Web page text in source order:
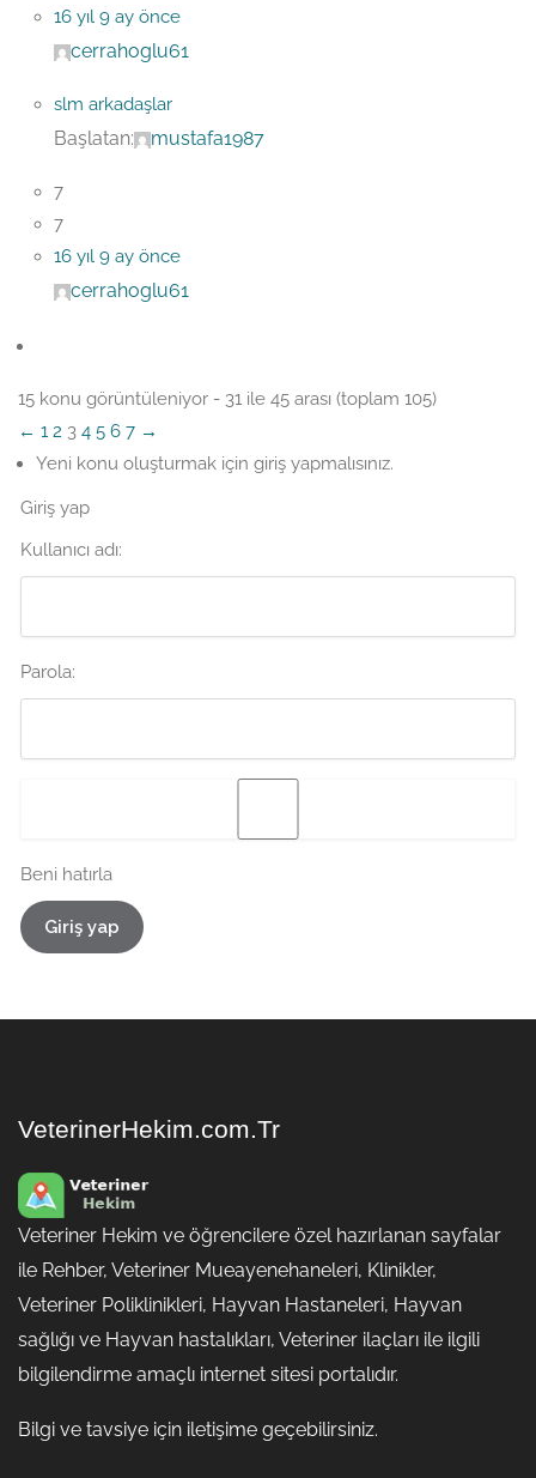
16 yıl 9 ay önce
cerrahoglu61
slm arkadaşlar
Başlatan: mustafa1987
7
7
16 yıl 9 ay önce
cerrahoglu61
15 konu görüntüleniyor - 31 ile 45 arası (toplam 105)
← 1 2 3 4 5 6 7 →
Yeni konu oluşturmak için giriş yapmalısınız.
Giriş yap
Kullanıcı adı:
Parola:
Beni hatırla
Giriş yap
VeterinerHekim.com.Tr
Veteriner Hekim ve öğrencilere özel hazırlanan sayfalar
ile Rehber, Veteriner Mueayenehaneleri, Klinikler,
Veteriner Poliklinikleri, Hayvan Hastaneleri, Hayvan
sağlığı ve Hayvan hastalıkları, Veteriner ilaçları ile ilgili
bilgilendirme amaçlı internet sitesi portalıdır.
Bilgi ve tavsiye için iletişime geçebilirsiniz.